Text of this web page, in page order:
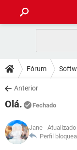
CELULAR
OUTLOOK
INSTAGRAM
GUIA DE COMPRAS
DICAS
JOGOS
INSTAGRAM
GUIA DE COMPRAS
DOWNLOADS
JOGOS
CELULAR
OUTLOOK
FÓRUM
JOGOS
CELULAR
GLOSSÁRIO
Fórum
Anterior
Olá. Fechado
Jane -
Perfil